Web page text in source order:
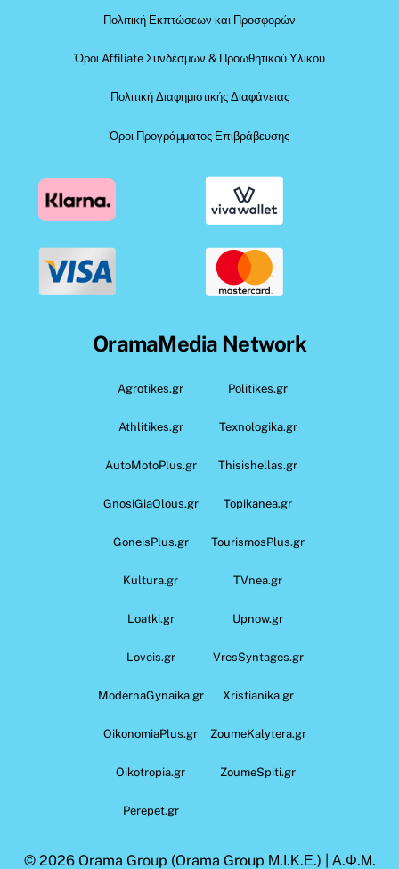
Πολιτική Εκπτώσεων και Προσφορών
Όροι Affiliate Συνδέσμων & Προωθητικού Υλικού
Πολιτική Διαφημιστικής Διαφάνειας
Όροι Προγράμματος Επιβράβευσης
OramaMedia Network
Agrotikes.gr Politikes.gr
Athlitikes.gr Texnologika.gr
AutoMotoPlus.gr Thisishellas.gr
GnosiGiaOlous.gr Topikanea.gr
GoneisPlus.gr TourismosPlus.gr
Kultura.gr TVnea.gr
Loatki.gr Upnow.gr
Loveis.gr VresSyntages.gr
ModernaGynaika.gr Xristianika.gr
OikonomiaPlus.gr ZoumeKalytera.gr
Oikotropia.gr ZoumeSpiti.gr
Perepet.gr
© 2026 Orama Group (Orama Group Μ.Ι.Κ.Ε.) | Α.Φ.Μ.